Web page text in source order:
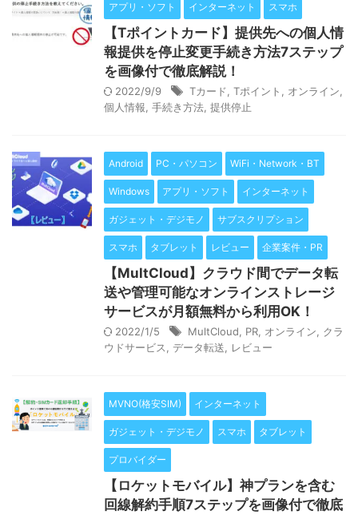
アプリ・ソフト インターネット スマホ
【Tポイントカード】提供先への個人情
報提供を停止変更手続き方法7ステップ
を画像付で徹底解説！
2022/9/9 Tカード Tポイント オンライン
個人情報 手続き方法 提供停止
Android PC・パソコン WiFi・Network・BT
Windows アプリ・ソフト インターネット
ガジェット・デジモノ サブスクリプション
スマホ タブレット レビュー 企業案件・PR
【MultCloud】クラウド間でデータ転
送や管理可能なオンラインストレージ
サービスが月額無料から利用OK！
2022/1/5 MultCloud PR オンライン
クラ
ウドサービス
データ転送 レビュー
MVNO(格安SIM) インターネット
ガジェット・デジモノ スマホ タブレット
プロバイダー
【ロケットモバイル】神プランを含む
回線解約手順7ステップを画像付で徹底